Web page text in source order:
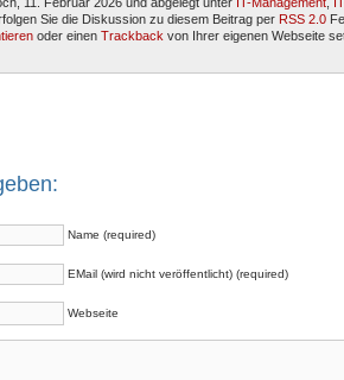
Sie die Diskussion zu diesem Beitrag per RSS 2.0
oder einen Trackback von Ihrer eigenen Webseite
Name (required)
EMail (wird nicht veröffentlicht) (required)
Webseite